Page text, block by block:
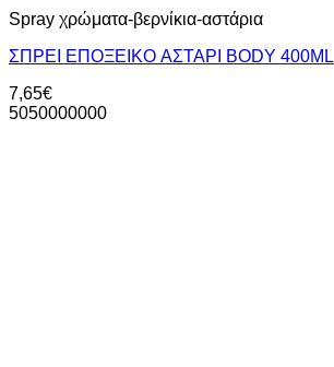
Spray χρώματα-βερνίκια-αστάρια
ΣΠΡΕΙ ΕΠΟΞΕΙΚΟ AΣΤΑΡΙ ΒΟDY 400ML
7,65€
5050000000